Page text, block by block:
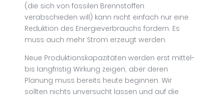
(die sich von fossilen Brennstoffen
verabschieden will) kann nicht einfach nur eine
Reduktion des Energieverbrauchs fordern. Es
muss auch mehr Strom erzeugt werden.
Neue Produktionskapazitäten werden erst mittel-
bis langfristig Wirkung zeigen, aber deren
Planung muss bereits heute beginnen. Wir
sollten nichts unversucht lassen und auf die